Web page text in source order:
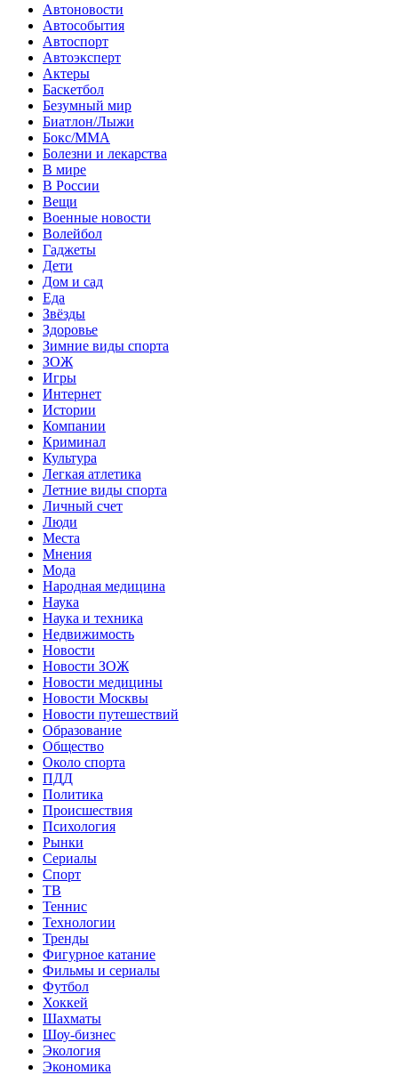
Автоновости
Автособытия
Автоспорт
Автоэксперт
Актеры
Баскетбол
Безумный мир
Биатлон/Лыжи
Бокс/MMA
Болезни и лекарства
В мире
В России
Вещи
Военные новости
Волейбол
Гаджеты
Дети
Дом и сад
Еда
Звёзды
Здоровье
Зимние виды спорта
ЗОЖ
Игры
Интернет
Истории
Компании
Криминал
Культура
Легкая атлетика
Летние виды спорта
Личный счет
Люди
Места
Мнения
Мода
Народная медицина
Наука
Наука и техника
Недвижимость
Новости
Новости ЗОЖ
Новости медицины
Новости Москвы
Новости путешествий
Образование
Общество
Около спорта
ПДД
Политика
Происшествия
Психология
Рынки
Сериалы
Спорт
ТВ
Теннис
Технологии
Тренды
Фигурное катание
Фильмы и сериалы
Футбол
Хоккей
Шахматы
Шоу-бизнес
Экология
Экономика